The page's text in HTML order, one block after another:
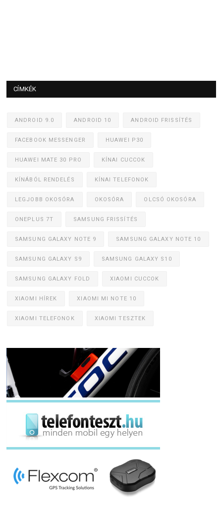
CÍMKÉK
ANDROID 9.0 ANDROID 10 ANDROID FRISSÍTÉS
FACEBOOK MESSENGER HUAWEI P30
HUAWEI MATE 30 PRO KÍNAI CUCCOK
KÍNÁBÓL RENDELÉS KÍNAI TELEFONOK
LEGJOBB OKOSÓRA OKOSÓRA OLCSÓ OKOSÓRA
ONEPLUS 7T SAMSUNG FRISSÍTÉS
SAMSUNG GALAXY NOTE 9 SAMSUNG GALAXY NOTE 10
SAMSUNG GALAXY S9 SAMSUNG GALAXY S10
SAMSUNG GALAXY FOLD XIAOMI CUCCOK
XIAOMI HÍREK XIAOMI MI NOTE 10
XIAOMI TELEFONOK XIAOMI TESZTEK